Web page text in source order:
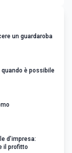
un guardaroba
è possibile
d’impresa:
il profitto